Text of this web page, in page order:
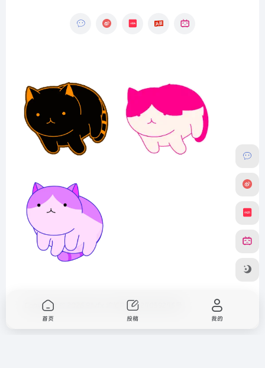
Copyright © 2026 沪ICP备2024059246号
首页 投稿 我的